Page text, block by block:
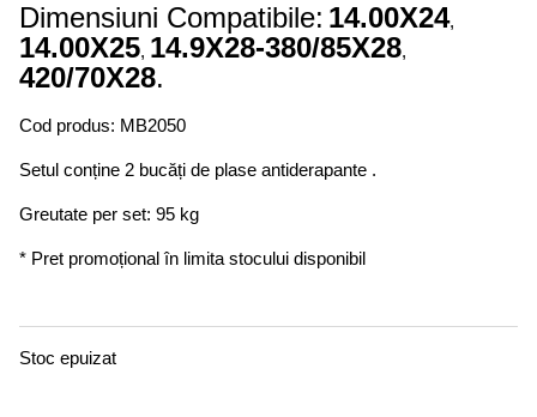
Dimensiuni Compatibile: 14.00X24,
14.00X25, 14.9X28-380/85X28,
420/70X28.
Cod produs: MB2050
Setul conține 2 bucăți de plase antiderapante .
Greutate per set: 95 kg
* Pret promoțional în limita stocului disponibil
Stoc epuizat